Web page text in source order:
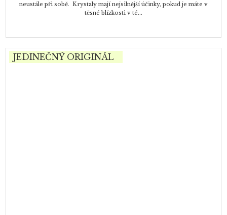
neustále při sobě. Krystaly mají nejsilnější účinky, pokud je máte v
těsné blízkosti v té...
JEDINEČNÝ ORIGINÁL